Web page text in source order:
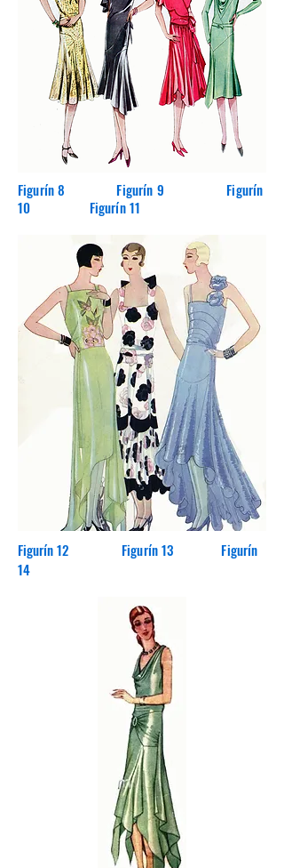
Figurín 8 Figurín 9 Figurín
10 Figurín 11
Figurín 12 Figurín 13 Figurín
14